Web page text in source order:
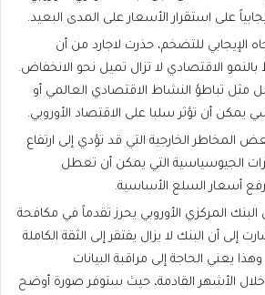
على استقرار الأسعار على المدى البعيد.
الإيجابي للتضخم، حذرت لاجارد من أن
بالنمو الاقتصادي لا تزال تميل نحو الانخفاض.
مثل تباطؤ النشاط الاقتصادي العالمي أو
يمكن أن تؤثر سلبا على الاقتصاد الأوروبي.
المخاطر الخارجية التي قد تؤدي إلى ارتفاع
الجيوسياسية التي يمكن أن تعطل
أسعار السلع الأساسية.
البنك المركزي الأوروبي يحرز تقدماً في مكافحة
إلى أن البنك لا يزال يفتقر إلى الثقة الكاملة
يعني الحاجة إلى مراقبة البيانات
خلال الأشهر القادمة، حيث ستوفر صورة أوضح